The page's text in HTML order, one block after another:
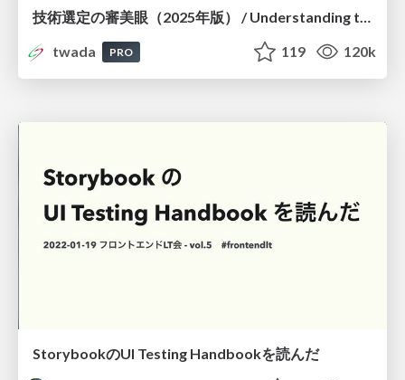
twada
PRO 119 120k
StorybookのUI Testing Handbookを読んだ